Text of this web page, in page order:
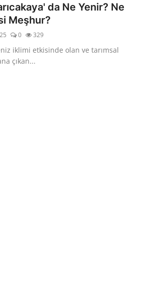
İpuçları
da Ne Yenir? Ne
Meşhur?
0 329
iklimi etkisinde olan ve tarımsal
çıkan...